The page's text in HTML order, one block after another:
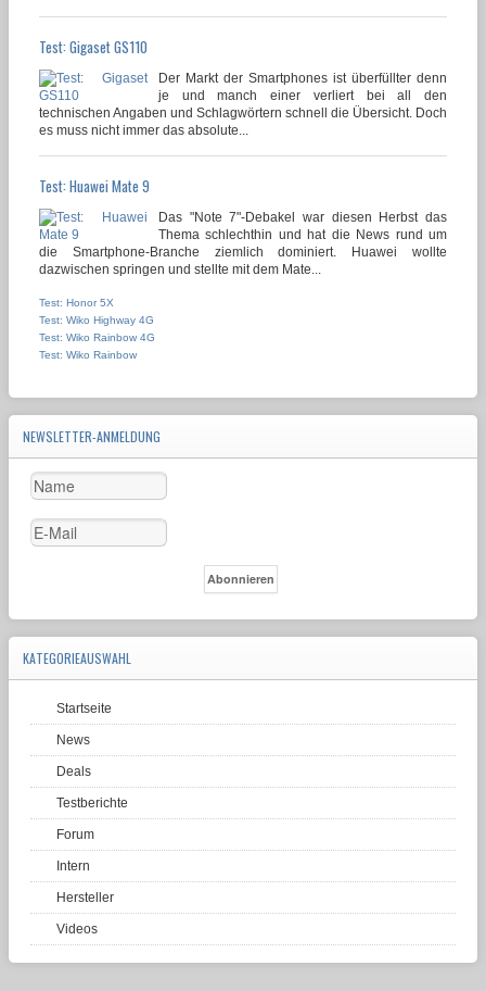
Test: Gigaset GS110
Der Markt der Smartphones ist überfüllter denn
je und manch einer verliert bei all den
technischen Angaben und Schlagwörtern schnell die Übersicht. Doch
es muss nicht immer das absolute...
Test: Huawei Mate 9
Das "Note 7"-Debakel war diesen Herbst das
Thema schlechthin und hat die News rund um
die Smartphone-Branche ziemlich dominiert. Huawei wollte
dazwischen springen und stellte mit dem Mate...
Test: Honor 5X
Test: Wiko Highway 4G
Test: Wiko Rainbow 4G
Test: Wiko Rainbow
NEWSLETTER-ANMELDUNG
KATEGORIEAUSWAHL
Startseite
News
Deals
Testberichte
Forum
Intern
Hersteller
Videos